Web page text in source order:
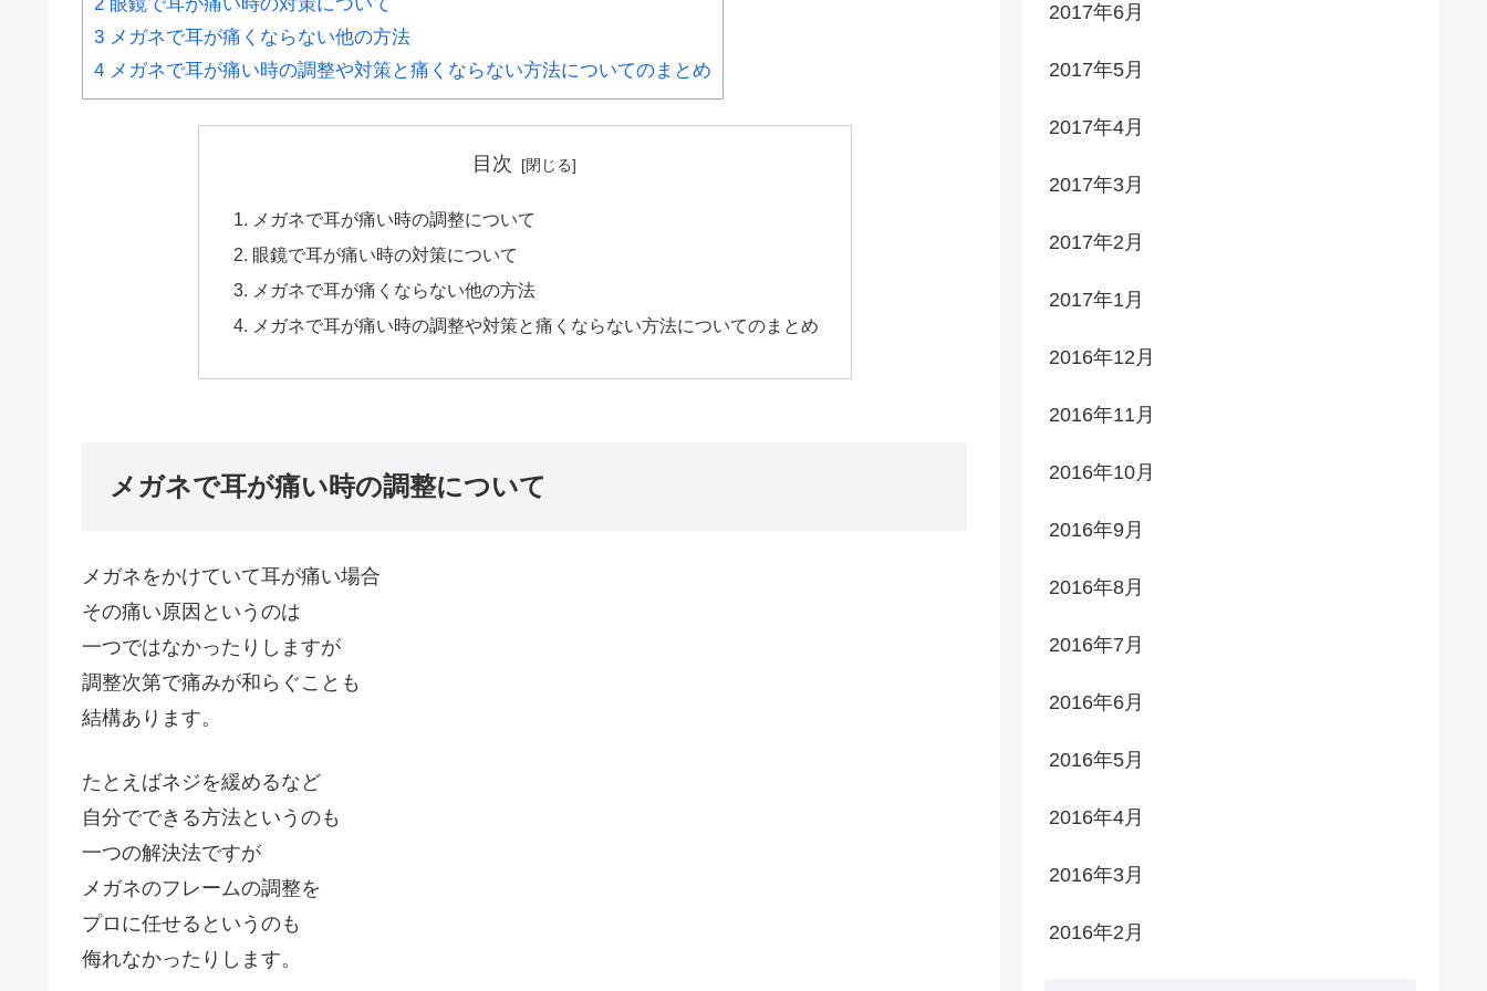
3 メガネで耳が痛くならない他の方法
4 メガネで耳が痛い時の調整や対策と痛くならない方法についてのまとめ
目次
メガネで耳が痛い時の調整について
眼鏡で耳が痛い時の対策について
メガネで耳が痛くならない他の方法
メガネで耳が痛い時の調整や対策と痛くならない方法についてのまとめ
メガネで耳が痛い時の調整について
メガネをかけていて耳が痛い場合
その痛い原因というのは
一つではなかったりしますが
調整次第で痛みが和らぐことも
結構あります。
たとえばネジを緩めるなど
自分でできる方法というのも
一つの解決法ですが
メガネのフレームの調整を
プロに任せるというのも
侮れなかったりします。
2017年6月
2017年5月
2017年4月
2017年3月
2017年2月
2017年1月
2016年12月
2016年11月
2016年10月
2016年9月
2016年8月
2016年7月
2016年6月
2016年5月
2016年4月
2016年3月
2016年2月